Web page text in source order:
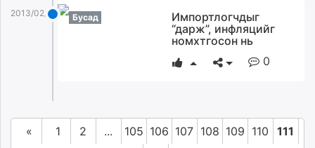
2013/02/18 Бусад
Импортлогчдыг
“дарж”, инфляцийг
номхтгосон нь
0
« 1 2 ... 105 106 107 108 109 110
111